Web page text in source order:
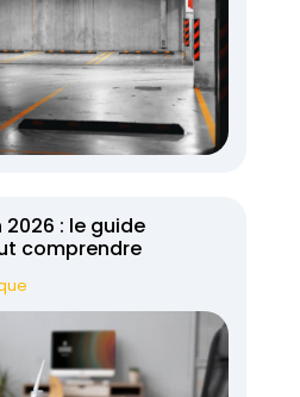
: le guide
comprendre